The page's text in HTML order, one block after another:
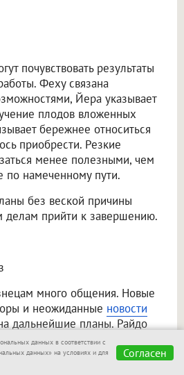
почувствовать результаты
Феху связана
Йера указывает
плодов вложенных
бережнее относиться
приобрести. Резкие
менее полезными, чем
по намеченному пути.
без веской причины
делам прийти к завершению.
много общения. Новые
и неожиданные новости
дальнейшие планы. Райдо
переменами, Ансуз —
а Манназ
разобраться
данных в соответствии с
данных» на условиях и для
Согласен